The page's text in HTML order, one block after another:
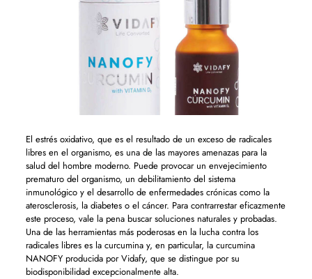
El estrés oxidativo, que es el resultado de un exceso de radicales
libres en el organismo, es una de las mayores amenazas para la
salud del hombre moderno. Puede provocar un envejecimiento
prematuro del organismo, un debilitamiento del sistema
inmunológico y el desarrollo de enfermedades crónicas como la
aterosclerosis, la diabetes o el cáncer. Para contrarrestar eficazmente
este proceso, vale la pena buscar soluciones naturales y probadas.
Una de las herramientas más poderosas en la lucha contra los
radicales libres es la curcumina y, en particular, la curcumina
NANOFY producida por Vidafy, que se distingue por su
biodisponibilidad excepcionalmente alta.